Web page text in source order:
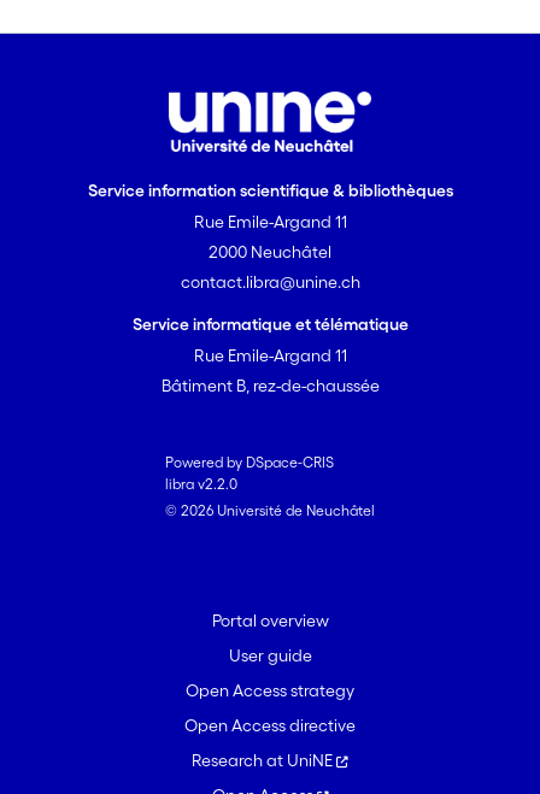
Service information scientifique & bibliothèques
Rue Emile-Argand 11
2000 Neuchâtel
contact.libra@unine.ch
Service informatique et télématique
Rue Emile-Argand 11
Bâtiment B, rez-de-chaussée
Powered by DSpace-CRIS
libra v2.2.0
© 2026 Université de Neuchâtel
Portal overview
User guide
Open Access strategy
Open Access directive
Research at UniNE